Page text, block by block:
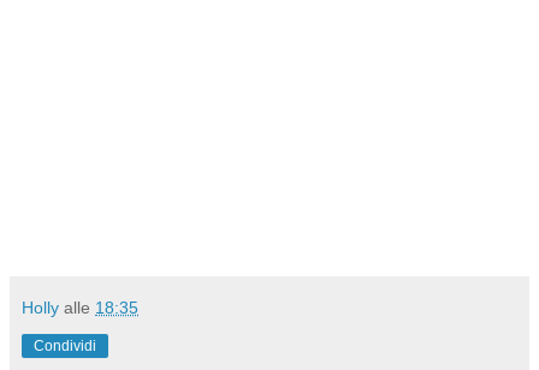
Holly alle 18:35
Condividi